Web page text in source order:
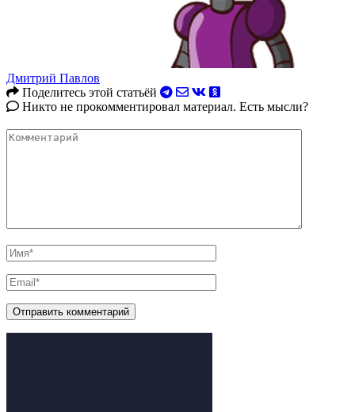
Дмитрий Павлов
Поделитесь этой статьёй
Никто не прокомментировал материал. Есть мысли?